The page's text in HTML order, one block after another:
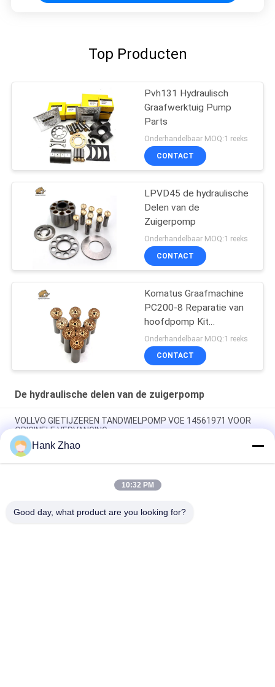
Top Producten
Pvh131 Hydraulisch
Graafwerktuig Pump
Parts
Onderhandelbaar MOQ:1 reeks
CONTACT
LPVD45 de hydraulische
Delen van de
Zuigerpomp
Onderhandelbaar MOQ:1 reeks
CONTACT
Komatus Graafmachine
PC200-8 Reparatie van
hoofdpomp Kit
Hydraulische pomp
Onderdeel zuigerpomp
Onderhoud reparatie
Onderhandelbaar MOQ:1 reeks
CONTACT
De hydraulische delen van de zuigerpomp
VOLLVO GIETIJZEREN TANDWIELPOMP VOE 14561971 VOOR
ORIGINELE VERVANGING
VOLLVO GIETIJZEREN TANDWIELPOMP VOE 14537295 VOOR
ORIGINELE VERVANGING
VOLLVO GEGEERPOMP VOE 14782798 voor de oorspronkelijke
Hank Zhao
10:32 PM
Good day, what product are you looking for?